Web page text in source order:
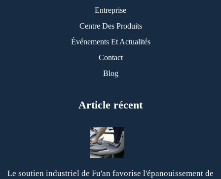
Entreprise
Centre Des Produits
Événements Et Actualités
Contact
Blog
Article récent
Le soutien industriel de Fu'an favorise l'épanouissement de